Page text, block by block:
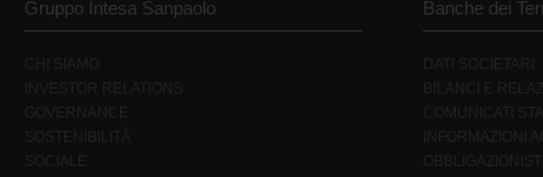
Gruppo Intesa Sanpaolo Banche dei